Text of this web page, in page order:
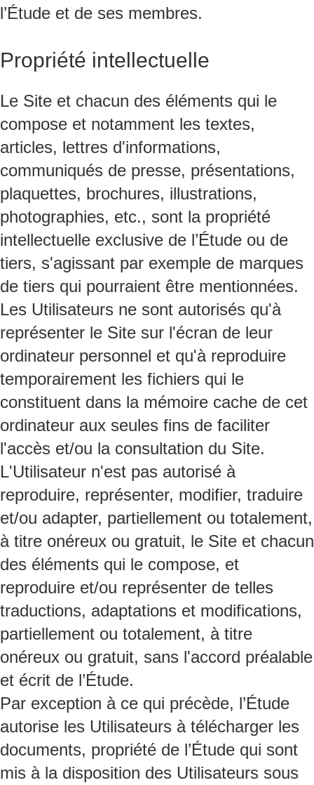
l’Étude et de ses membres.
Propriété intellectuelle
Le Site et chacun des éléments qui le
compose et notamment les textes,
articles, lettres d'informations,
communiqués de presse, présentations,
plaquettes, brochures, illustrations,
photographies, etc., sont la propriété
intellectuelle exclusive de l’Étude ou de
tiers, s'agissant par exemple de marques
de tiers qui pourraient être mentionnées.
Les Utilisateurs ne sont autorisés qu'à
représenter le Site sur l'écran de leur
ordinateur personnel et qu'à reproduire
temporairement les fichiers qui le
constituent dans la mémoire cache de cet
ordinateur aux seules fins de faciliter
l'accès et/ou la consultation du Site.
L'Utilisateur n'est pas autorisé à
reproduire, représenter, modifier, traduire
et/ou adapter, partiellement ou totalement,
à titre onéreux ou gratuit, le Site et chacun
des éléments qui le compose, et
reproduire et/ou représenter de telles
traductions, adaptations et modifications,
partiellement ou totalement, à titre
onéreux ou gratuit, sans l'accord préalable
et écrit de l’Étude.
Par exception à ce qui précède, l’Étude
autorise les Utilisateurs à télécharger les
documents, propriété de l’Étude qui sont
mis à la disposition des Utilisateurs sous